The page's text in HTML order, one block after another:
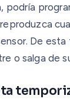
podría
De esta
o salga de